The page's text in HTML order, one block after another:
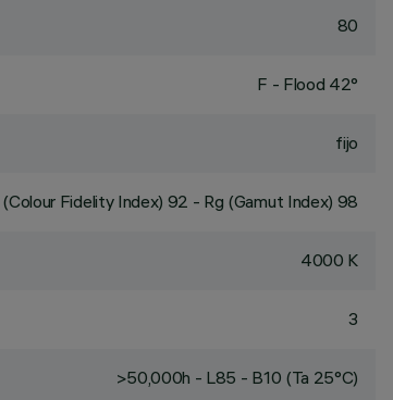
80
F - Flood 42°
fijo
Fidelity Index) 92 - Rg (Gamut Index) 98
4000 K
3
>50,000h - L85 - B10 (Ta 25°C)